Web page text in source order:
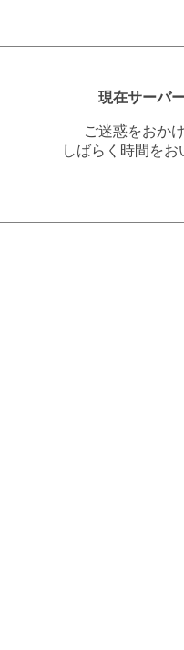
現在サーバ
ご迷惑をおか
しばらく時間を